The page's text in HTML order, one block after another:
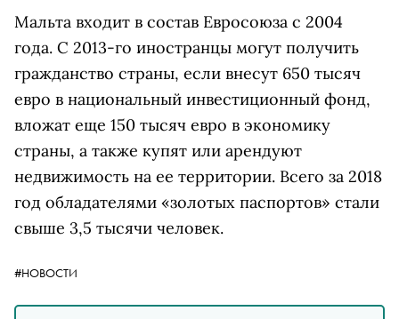
Мальта входит в состав Евросоюза с 2004
года. С 2013-го иностранцы могут получить
гражданство страны, если внесут 650 тысяч
евро в национальный инвестиционный фонд,
вложат еще 150 тысяч евро в экономику
страны, а также купят или арендуют
недвижимость на ее территории. Всего за 2018
год обладателями «золотых паспортов» стали
свыше 3,5 тысячи человек.
#НОВОСТИ